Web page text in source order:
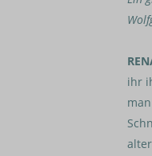
ihr